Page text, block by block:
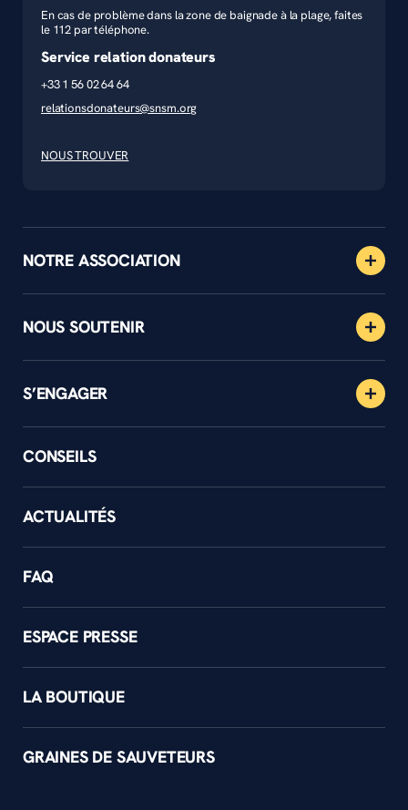
En cas de problème dans la zone de baignade à la plage, faites
le 112 par téléphone.
Service relation donateurs
+33 1 56 02 64 64
relationsdonateurs@snsm.org
NOUS TROUVER
NOTRE ASSOCIATION
NOUS SOUTENIR
S’ENGAGER
CONSEILS
ACTUALITÉS
FAQ
ESPACE PRESSE
LA BOUTIQUE
GRAINES DE SAUVETEURS